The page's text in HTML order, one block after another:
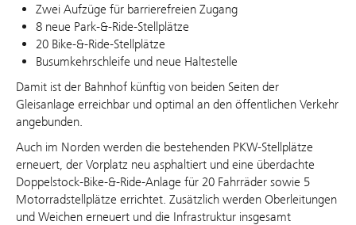
Zwei Aufzüge für barrierefreien Zugang
8 neue Park‑&‑Ride‑Stellplätze
20 Bike‑&‑Ride‑Stellplätze
Busumkehrschleife und neue Haltestelle
Damit ist der Bahnhof künftig von beiden Seiten der
Gleisanlage erreichbar und optimal an den öffentlichen Verkehr
angebunden.
Auch im Norden werden die bestehenden PKW‑Stellplätze
erneuert, der Vorplatz neu asphaltiert und eine überdachte
Doppelstock‑Bike‑&‑Ride‑Anlage für 20 Fahrräder sowie 5
Motorradstellplätze errichtet. Zusätzlich werden Oberleitungen
und Weichen erneuert und die Infrastruktur insgesamt